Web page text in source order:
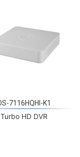
Turbo HD DVR